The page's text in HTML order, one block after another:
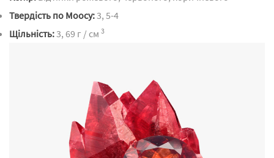
Твердість по Моосу:3, 5-4
Щільність:3, 69 г / см 3